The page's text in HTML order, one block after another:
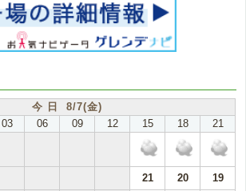
今 日 8/7(金)
03 06 09 12 15 18 21
21 20
19